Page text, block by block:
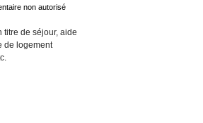
non autorisé
titre de séjour, aide
de logement